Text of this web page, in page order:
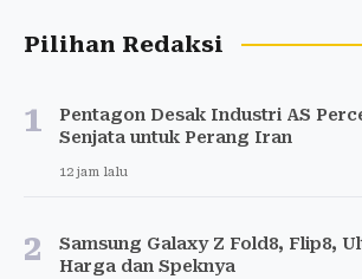
Pilihan Redaksi
1
Pentagon Desak Industri AS
Senjata untuk Perang Iran
12 jam lalu
2
Samsung Galaxy Z Fold8, Flip8,
Harga dan Speknya